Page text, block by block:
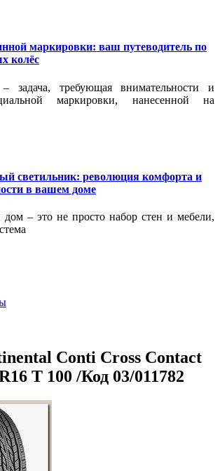
маркировки: ваш путеводитель по
колёс
требующая внимательности и
маркировки, нанесенной на
светильник: революция комфорта и
в вашем доме
– это не просто набор стен и мебели,
Conti Cross Contact
T 100 /Код 03/011782